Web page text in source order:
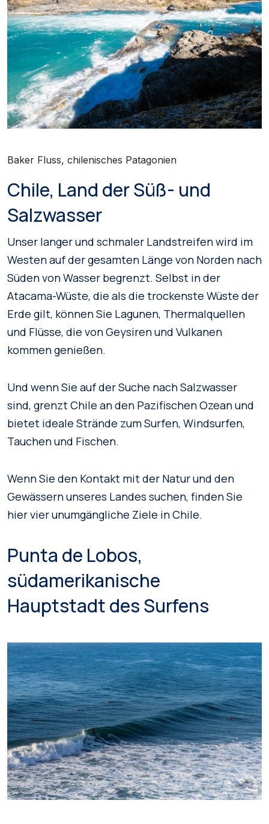
Baker Fluss, chilenisches Patagonien
Chile, Land der Süß- und
Salzwasser
Unser langer und schmaler Landstreifen wird im
Westen auf der gesamten Länge von Norden nach
Süden von Wasser begrenzt. Selbst in der
Atacama-Wüste, die als die trockenste Wüste der
Erde gilt, können Sie Lagunen, Thermalquellen
und Flüsse, die von Geysiren und Vulkanen
kommen genießen.
Und wenn Sie auf der Suche nach Salzwasser
sind, grenzt Chile an den Pazifischen Ozean und
bietet ideale Strände zum Surfen, Windsurfen,
Tauchen und Fischen.
Wenn Sie den Kontakt mit der Natur und den
Gewässern unseres Landes suchen, finden Sie
hier vier unumgängliche Ziele in Chile.
Punta de Lobos,
südamerikanische
Hauptstadt des Surfens